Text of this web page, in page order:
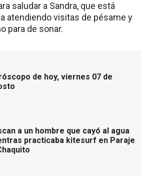
saludar a Sandra, que está
atendiendo visitas de pésame y
para de sonar.
de hoy, viernes 07 de
a un hombre que cayó al agua
practicaba kitesurf en Paraje